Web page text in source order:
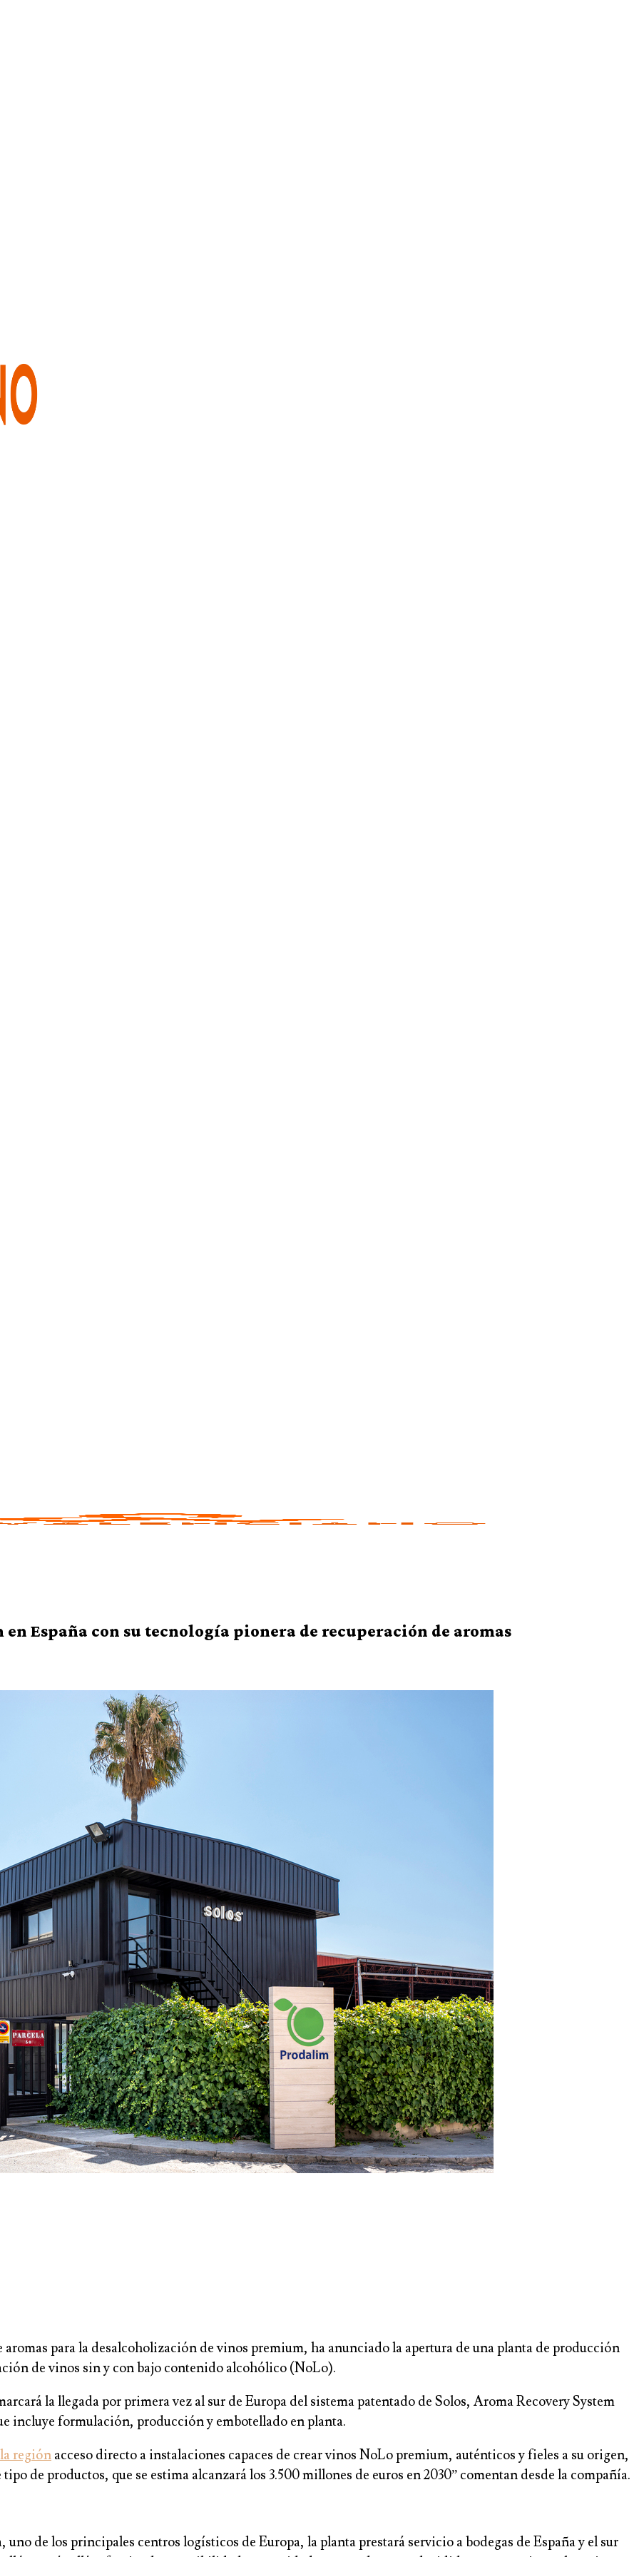
España con su tecnología pionera de recuperación de aromas
para la desalcoholización de vinos premium, ha anunciado la apertura de una planta de producción
de vinos sin y con bajo contenido alcohólico (NoLo).
la llegada por primera vez al sur de Europa del sistema patentado de Solos, Aroma Recovery System
incluye formulación, producción y embotellado en planta.
región acceso directo a instalaciones capaces de crear vinos NoLo premium, auténticos y fieles a su origen,
de productos, que se estima alcanzará los 3.500 millones de euros en 2030” comentan desde la compañía.
de los principales centros logísticos de Europa, la planta prestará servicio a bodegas de España y el sur